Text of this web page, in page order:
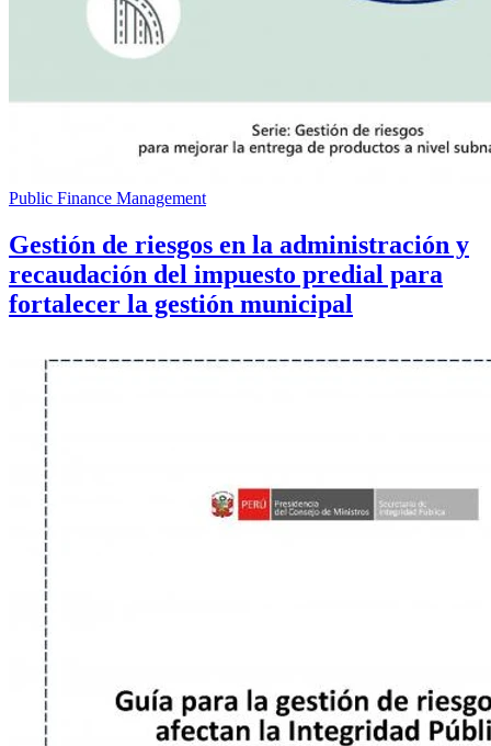
Public Finance Management
Gestión de riesgos en la administración y
recaudación del impuesto predial para
fortalecer la gestión municipal